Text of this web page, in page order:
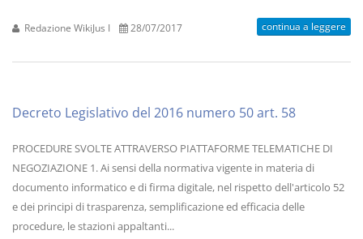
Redazione WikiJus I 28/07/2017 continua a leggere
Decreto Legislativo del 2016 numero 50 art. 58
PROCEDURE SVOLTE ATTRAVERSO PIATTAFORME TELEMATICHE DI
NEGOZIAZIONE 1. Ai sensi della normativa vigente in materia di
documento informatico e di firma digitale, nel rispetto dell'articolo 52
e dei principi di trasparenza, semplificazione ed efficacia delle
procedure, le stazioni appaltanti...